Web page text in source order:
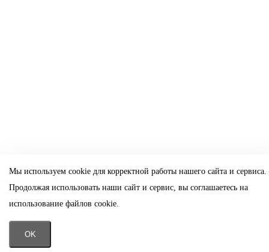
Мы используем cookie для корректной работы нашего сайта и сервиса.
Продолжая использовать наши сайт и сервис, вы соглашаетесь на
использование файлов cookie.
OK